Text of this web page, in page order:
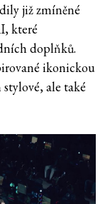
již zmíněné
které
doplňků.
ikonickou
ale také